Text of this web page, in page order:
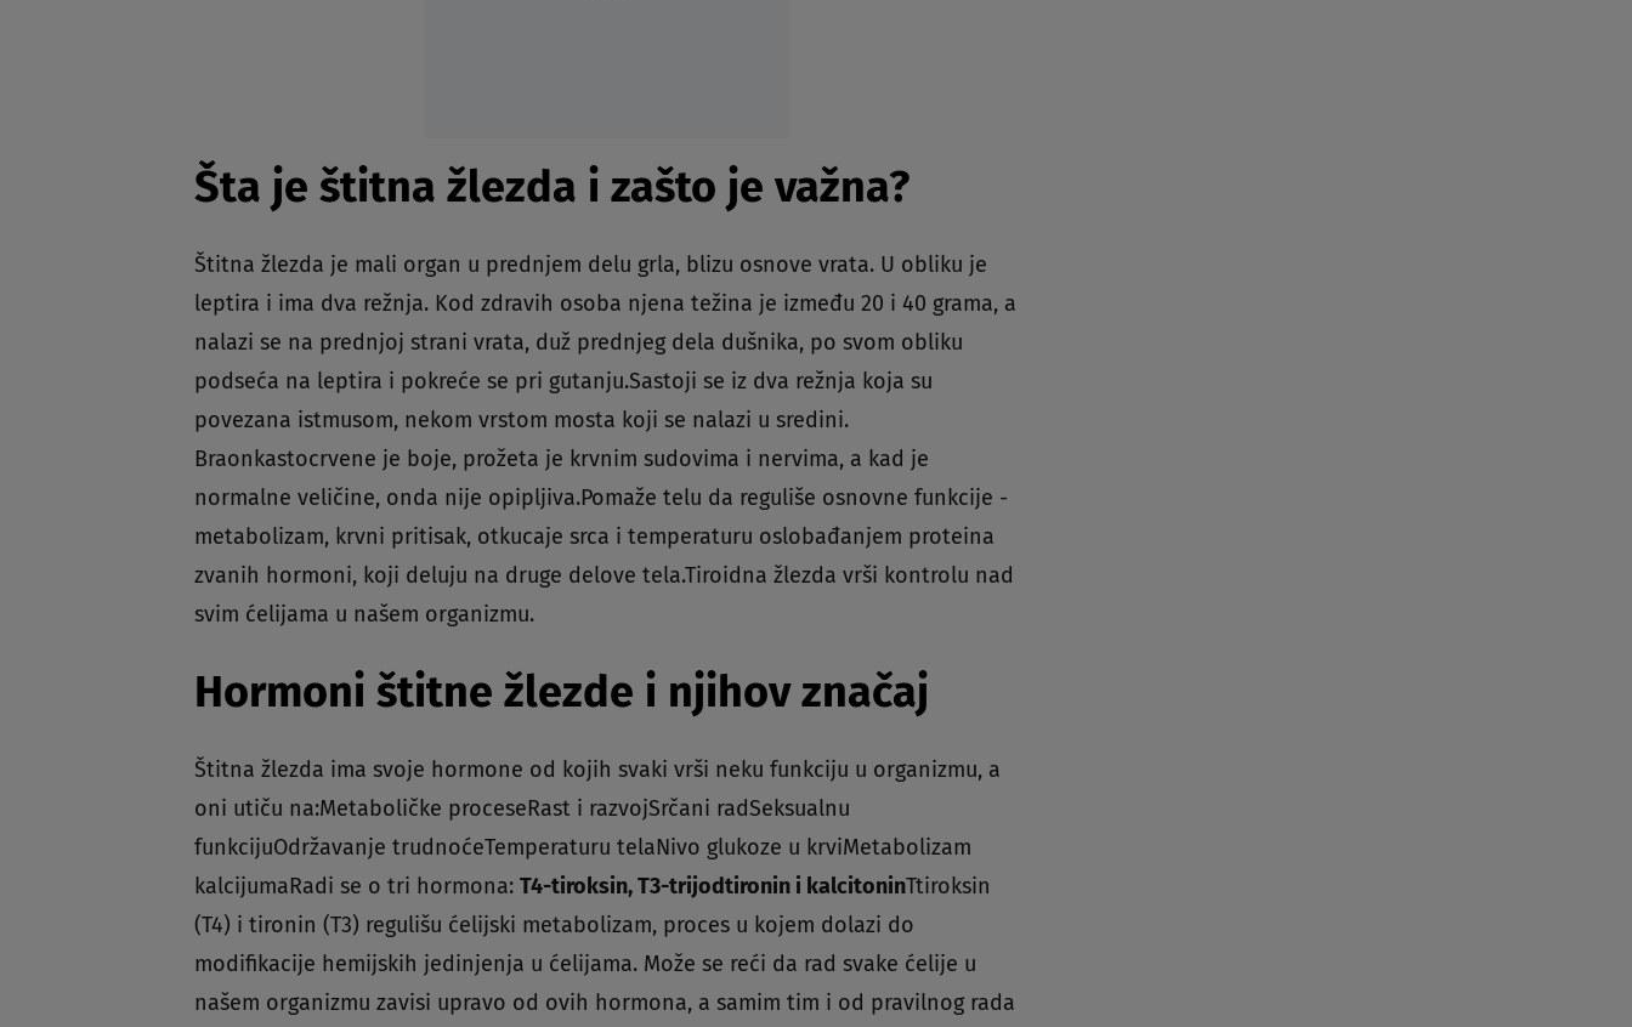
Šta je štitna žlezda i zašto je važna?
Štitna žlezda je mali organ u prednjem delu grla, blizu osnove vrata. U obliku je
leptira i ima dva režnja. Kod zdravih osoba njena težina je između 20 i 40 grama, a
nalazi se na prednjoj strani vrata, duž prednjeg dela dušnika, po svom obliku
podseća na leptira i pokreće se pri gutanju.Sastoji se iz dva režnja koja su
povezana istmusom, nekom vrstom mosta koji se nalazi u sredini.
Braonkastocrvene je boje, prožeta je krvnim sudovima i nervima, a kad je
normalne veličine, onda nije opipljiva.Pomaže telu da reguliše osnovne funkcije -
metabolizam, krvni pritisak, otkucaje srca i temperaturu oslobađanjem proteina
zvanih hormoni, koji deluju na druge delove tela.Tiroidna žlezda vrši kontrolu nad
svim ćelijama u našem organizmu.
Hormoni štitne žlezde i njihov značaj
Štitna žlezda ima svoje hormone od kojih svaki vrši neku funkciju u organizmu, a
oni utiču na:Metaboličke proceseRast i razvojSrčani radSeksualnu
funkcijuOdržavanje trudnoćeTemperaturu telaNivo glukoze u krviMetabolizam
kalcijumaRadi se o tri hormona: T4-tiroksin, T3-trijodtironin i kalcitoninTtiroksin
(T4) i tironin (T3) regulišu ćelijski metabolizam, proces u kojem dolazi do
modifikacije hemijskih jedinjenja u ćelijama. Može se reći da rad svake ćelije u
našem organizmu zavisi upravo od ovih hormona, a samim tim i od pravilnog rada